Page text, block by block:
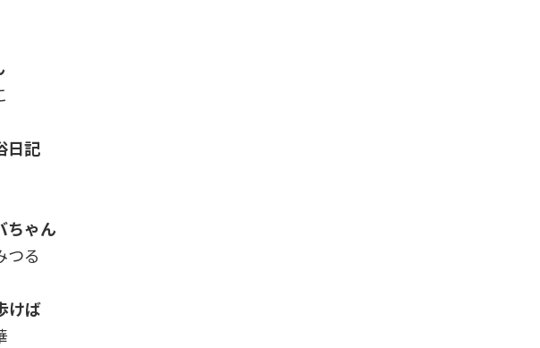
日記
ちゃん
つる
けば